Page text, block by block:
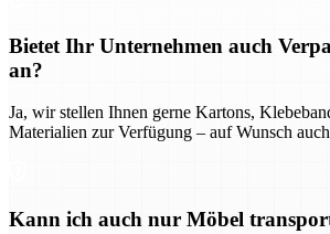
Bietet Ihr Unternehmen auch
an?
Ja, wir stellen Ihnen gerne Kartons,
Materialien zur Verfügung – auf Wunsch
Kann ich auch nur Möbel